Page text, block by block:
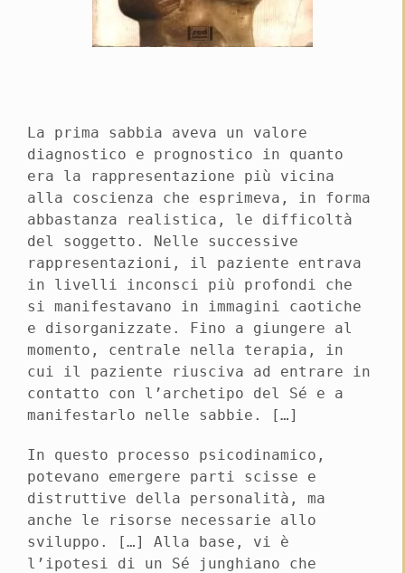
La prima sabbia aveva un valore
diagnostico e prognostico in quanto
era la rappresentazione più vicina
alla coscienza che esprimeva, in forma
abbastanza realistica, le difficoltà
del soggetto. Nelle successive
rappresentazioni, il paziente entrava
in livelli inconsci più profondi che
si manifestavano in immagini caotiche
e disorganizzate. Fino a giungere al
momento, centrale nella terapia, in
cui il paziente riusciva ad entrare in
contatto con l’archetipo del Sé e a
manifestarlo nelle sabbie. […]
In questo processo psicodinamico,
potevano emergere parti scisse e
distruttive della personalità, ma
anche le risorse necessarie allo
sviluppo. […] Alla base, vi è
l’ipotesi di un Sé junghiano che